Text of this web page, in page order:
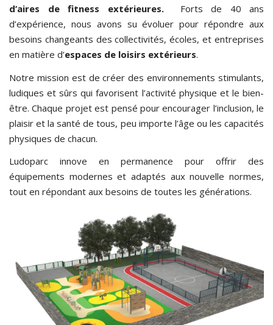
d’aires de
fitness extérieures. Forts de 40 ans
d’expérience, nous avons su évoluer pour répondre aux
besoins changeants des collectivités, écoles, et entreprises
en matière d’espaces de loisirs extérieurs.
Notre mission est de créer des environnements stimulants,
ludiques et sûrs qui favorisent l’activité physique et le bien-
être. Chaque projet est pensé pour encourager l’inclusion, le
plaisir et la santé de tous, peu importe l’âge ou les capacités
physiques de chacun.
Ludoparc innove en permanence pour offrir des
équipements modernes et adaptés aux nouvelle normes,
tout en répondant aux besoins de toutes les générations.